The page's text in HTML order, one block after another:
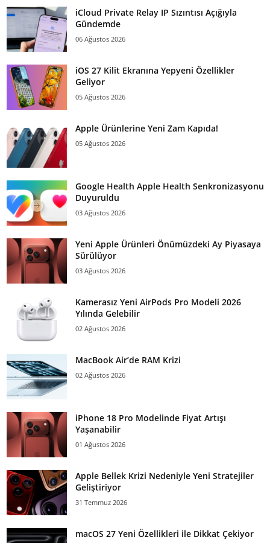
iCloud Private Relay IP Sızıntısı Açığıyla
Gündemde
06 Ağustos 2026
iOS 27 Kilit Ekranına Yepyeni Özellikler
Geliyor
05 Ağustos 2026
Apple Ürünlerine Yeni Zam Kapıda!
05 Ağustos 2026
Google Health Apple Health Senkronizasyonu
Duyuruldu
03 Ağustos 2026
Yeni Apple Ürünleri Önümüzdeki Ay Piyasaya
Sürülüyor
03 Ağustos 2026
Kamerasız Yeni AirPods Pro Modeli 2026
Yılında Gelebilir
02 Ağustos 2026
MacBook Air’de RAM Krizi
02 Ağustos 2026
iPhone 18 Pro Modelinde Fiyat Artışı
Yaşanabilir
01 Ağustos 2026
Apple Bellek Krizi Nedeniyle Yeni Stratejiler
Geliştiriyor
31 Temmuz 2026
macOS 27 Yeni Özellikleri ile Dikkat Çekiyor